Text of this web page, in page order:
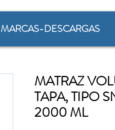
MARCAS-DESCARGAS
MATRAZ
TAPA, TIPO
2000 ML